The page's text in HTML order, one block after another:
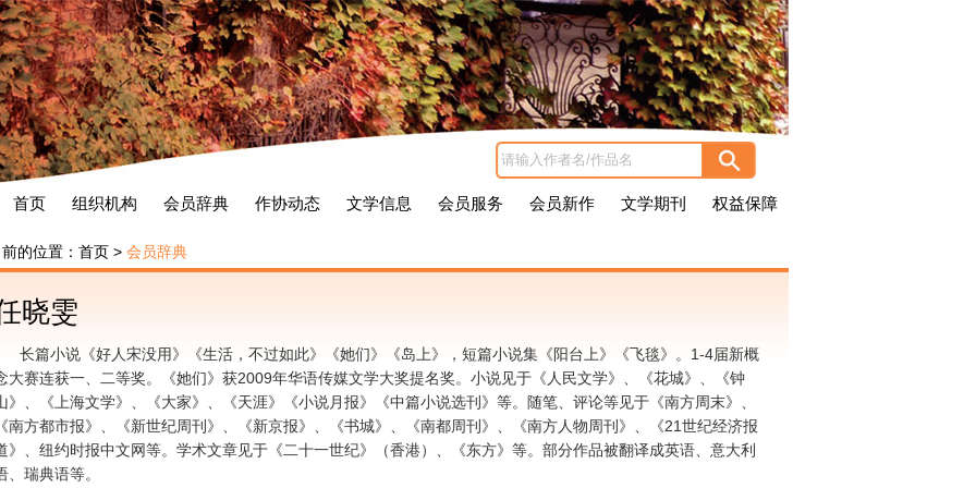
首页 组织机构 会员辞典 作协动态 文学信息 会员服务 会员新作 文学期刊 权益保障
的位置： 首页 > 会员辞典
晓雯
长篇小说《好人宋没用》《生活，不过如此》《她们》《岛上》，短篇小说集《阳台上》《飞毯》。1-4届新概
大赛连获一、二等奖。《她们》获2009年华语传媒文学大奖提名奖。小说见于《人民文学》、《花城》、《钟
》、《上海文学》、《大家》、《天涯》《小说月报》《中篇小说选刊》等。随笔、评论等见于《南方周末》、
南方都市报》、《新世纪周刊》、《新京报》、《书城》、《南都周刊》、《南方人物周刊》、《21世纪经济报
》、纽约时报中文网等。学术文章见于《二十一世纪》（香港）、《东方》等。部分作品被翻译成英语、意大利
、瑞典语等。